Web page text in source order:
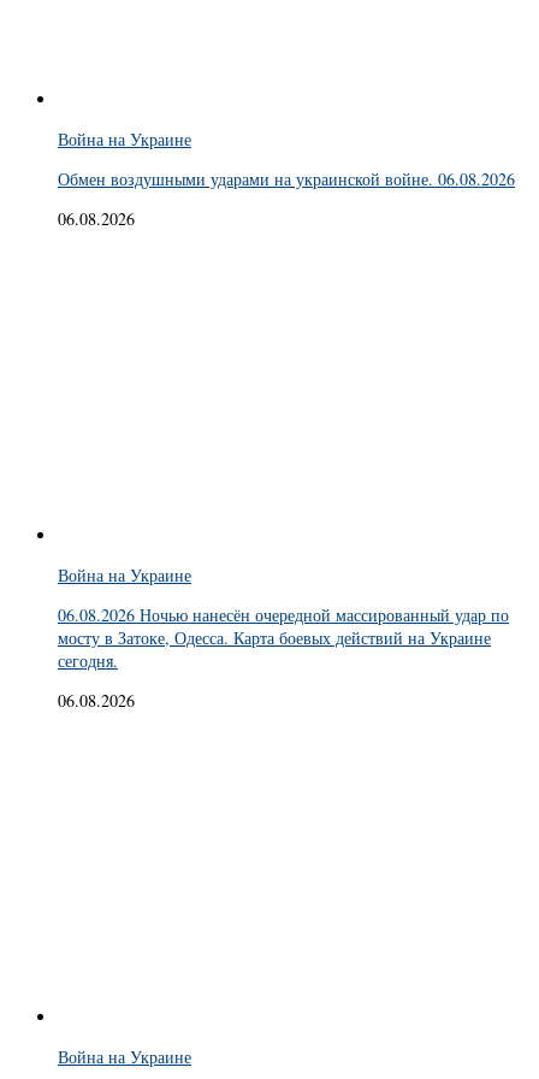
Война на Украине
Обмен воздушными ударами на украинской войне. 06.08.2026
06.08.2026
Война на Украине
06.08.2026 Ночью нанесён очередной массированный удар по
мосту в Затоке, Одесса. Карта боевых действий на Украине
сегодня.
06.08.2026
Война на Украине